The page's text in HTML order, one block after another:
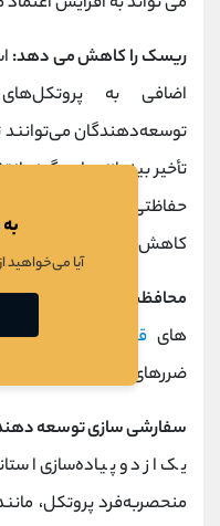
ریسک را کاهش می دهد:
اضافی به
توسعه‌دهندگان می‌توانند
تأخیر بیندازند یا هرگونه
کاهش دهد و اعتماد سرمایه
محافظت از کاربران:
در
هایقرارداد هوشمند،
ضررهای جدی و محافظت از
سفارشی سازی توسعه
منحصربه‌فرد پروتکل،
آیا می‌خواهید